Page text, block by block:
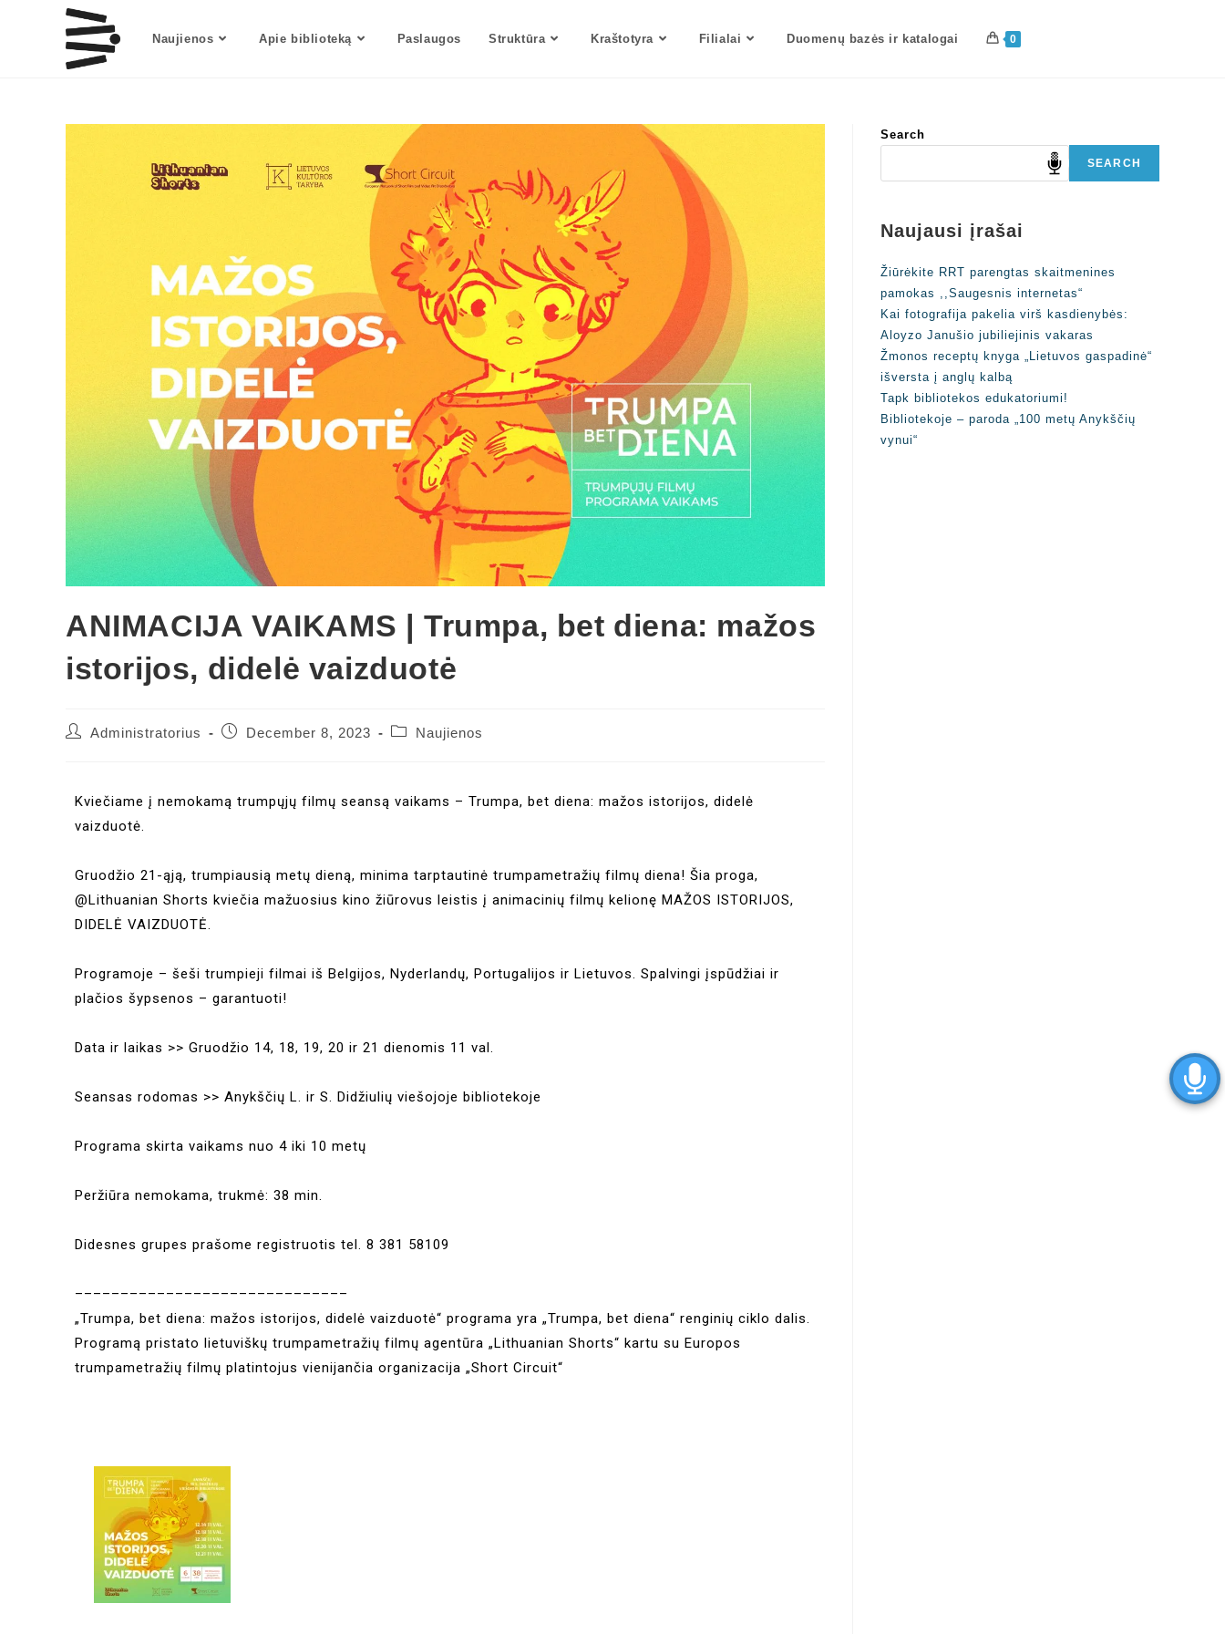
Naujienos Apie biblioteką Paslaugos Struktūra Kraštotyra Filialai Duomenų bazės ir katalogai 0
ANIMACIJA VAIKAMS | Trumpa, bet diena: mažos
istorijos, didelė vaizduotė
Administratorius December 8, 2023 Naujienos
Kviečiame į nemokamą trumpųjų filmų seansą vaikams – Trumpa, bet diena: mažos istorijos, didelė
vaizduotė.
Gruodžio 21-ąją, trumpiausią metų dieną, minima tarptautinė trumpametražių filmų diena! Šia proga,
@Lithuanian Shorts kviečia mažuosius kino žiūrovus leistis į animacinių filmų kelionę MAŽOS ISTORIJOS,
DIDELĖ VAIZDUOTĖ.
Programoje – šeši trumpieji filmai iš Belgijos, Nyderlandų, Portugalijos ir Lietuvos. Spalvingi įspūdžiai ir
plačios šypsenos – garantuoti!
Data ir laikas >> Gruodžio 14, 18, 19, 20 ir 21 dienomis 11 val.
Seansas rodomas >> Anykščių L. ir S. Didžiulių viešojoje bibliotekoje
Programa skirta vaikams nuo 4 iki 10 metų
Peržiūra nemokama, trukmė: 38 min.
Didesnes grupes prašome registruotis tel. 8 381 58109
––––––––––––––––––––––––––––––
„Trumpa, bet diena: mažos istorijos, didelė vaizduotė“ programa yra „Trumpa, bet diena“ renginių ciklo dalis.
Programą pristato lietuviškų trumpametražių filmų agentūra „Lithuanian Shorts“ kartu su Europos
trumpametražių filmų platintojus vienijančia organizacija „Short Circuit“
Search
SEARCH
Naujausi įrašai
Žiūrėkite RRT parengtas skaitmenines
pamokas ,,Saugesnis internetas“
Kai fotografija pakelia virš kasdienybės:
Aloyzo Janušio jubiliejinis vakaras
Žmonos receptų knyga „Lietuvos gaspadinė“
išversta į anglų kalbą
Tapk bibliotekos edukatoriumi!
Bibliotekoje – paroda „100 metų Anykščių
vynui“